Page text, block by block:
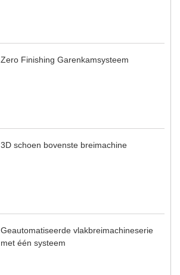
Zero Finishing Garenkamsysteem
3D schoen bovenste breimachine
Geautomatiseerde vlakbreimachineserie
met één systeem